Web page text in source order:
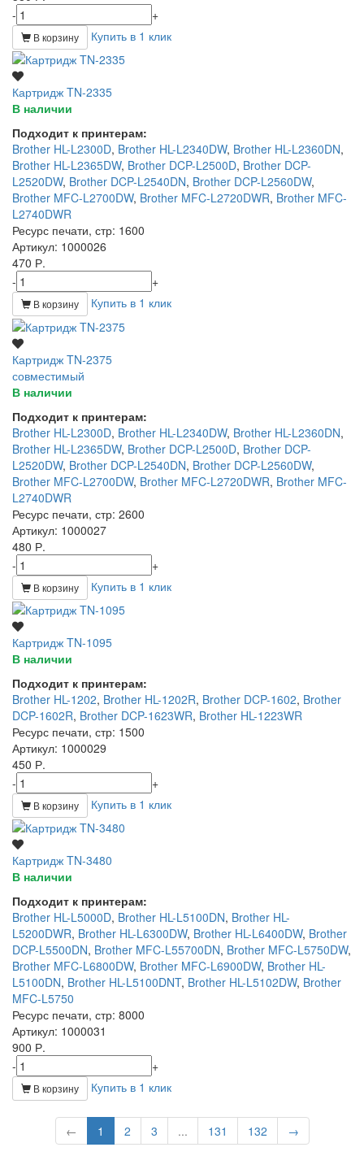
-
+
В корзину Купить в 1 клик
Картридж TN-2335
В наличии
Подходит к принтерам:
Brother HL-L2300D, Brother HL-L2340DW, Brother HL-L2360DN,
Brother HL-L2365DW, Brother DCP-L2500D, Brother DCP-
L2520DW, Brother DCP-L2540DN, Brother DCP-L2560DW,
Brother MFC-L2700DW, Brother MFC-L2720DWR, Brother MFC-
L2740DWR
Ресурс печати, стр: 1600
Артикул: 1000026
470 Р.
-
+
В корзину Купить в 1 клик
Картридж TN-2375
совместимый
В наличии
Подходит к принтерам:
Brother HL-L2300D, Brother HL-L2340DW, Brother HL-L2360DN,
Brother HL-L2365DW, Brother DCP-L2500D, Brother DCP-
L2520DW, Brother DCP-L2540DN, Brother DCP-L2560DW,
Brother MFC-L2700DW, Brother MFC-L2720DWR, Brother MFC-
L2740DWR
Ресурс печати, стр: 2600
Артикул: 1000027
480 Р.
-
+
В корзину Купить в 1 клик
Картридж TN-1095
В наличии
Подходит к принтерам:
Brother HL-1202, Brother HL-1202R, Brother DCP-1602, Brother
DCP-1602R, Brother DCP-1623WR, Brother HL-1223WR
Ресурс печати, стр: 1500
Артикул: 1000029
450 Р.
-
+
В корзину Купить в 1 клик
Картридж TN-3480
В наличии
Подходит к принтерам:
Brother HL-L5000D, Brother HL-L5100DN, Brother HL-
L5200DWR, Brother HL-L6300DW, Brother HL-L6400DW, Brother
DCP-L5500DN, Brother MFC-L55700DN, Brother MFC-L5750DW,
Brother MFC-L6800DW, Brother MFC-L6900DW, Brother HL-
L5100DN, Brother HL-L5100DNT, Brother HL-L5102DW, Brother
MFC-L5750
Ресурс печати, стр: 8000
Артикул: 1000031
900 Р.
-
+
В корзину Купить в 1 клик
← 1 2 3 ... 131 132 →